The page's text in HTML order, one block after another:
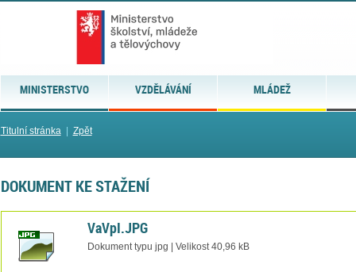
MINISTERSTVO VZDĚLÁVÁNÍ MLÁDEŽ
Titulní stránka| Zpět
DOKUMENT KE STAŽENÍ
VaVpI.JPG
Dokument typu jpg | Velikost 40,96 kB